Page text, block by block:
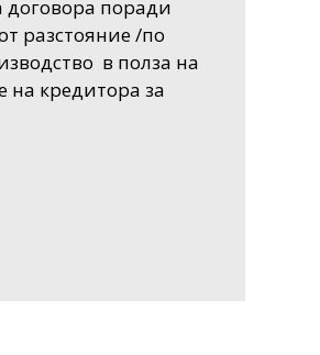
договора поради
разстояние /по
в полза на
кредитора за